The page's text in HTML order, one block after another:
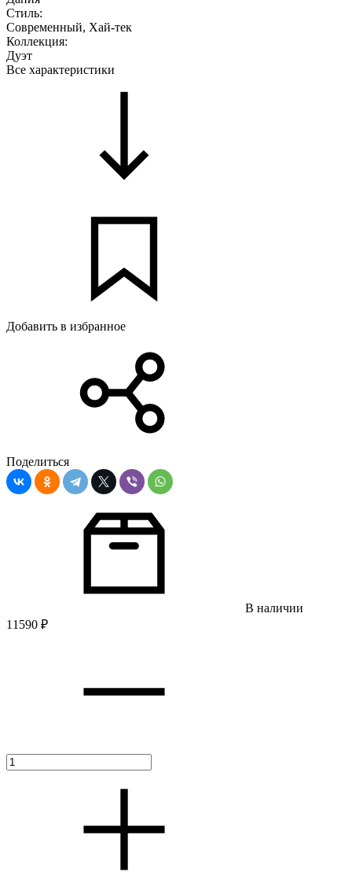
Стиль:
Современный, Хай-тек
Коллекция:
Дуэт
Все характеристики
Добавить в избранное
Поделиться
В наличии
11590 ₽